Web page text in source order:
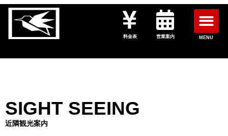
料金表 営業案内 MENU
SIGHT SEEING
近隣観光案内